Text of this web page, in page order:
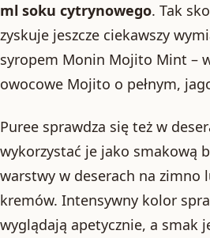
ml soku cytrynowego. Tak
zyskuje jeszcze ciekawszy
syropem Monin Mojito Mint –
owocowe Mojito o pełnym,
Puree sprawdza się też w
wykorzystać je jako smakową
warstwy w deserach na zimno
kremów. Intensywny kolor
wyglądają apetycznie, a smak